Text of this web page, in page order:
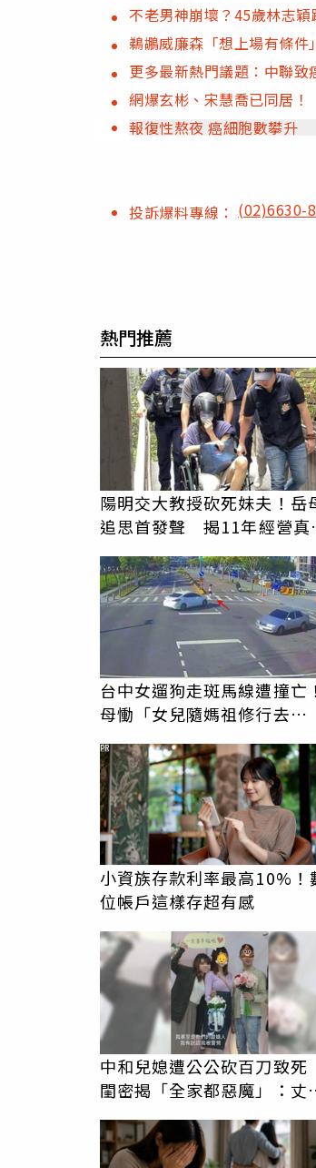
不老男神崩壞？45歲林志
鵜鶘威廉森「想上場有條
更多最新熱門議題：中聯致
網爆玄彬、宋慧喬已同居
報復性熬夜 癌細胞數攀升
投訴爆料專線： (02)6630-
熱門推薦
陽明交大教授砍死妹夫！岳
追思首發聲 揭11年經營真
台中女遛狗走斑馬線遭撞亡！
母慟「女兒隨媽祖修行去
小資族存款利率最高10%！
位帳戶這樣存超有感
PR
中和兒媳遭公公砍百刀致死
閨密揭「全家都惡魔」：丈